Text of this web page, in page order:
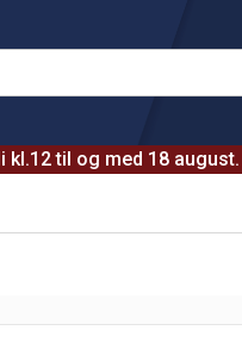
til og med 18 august.